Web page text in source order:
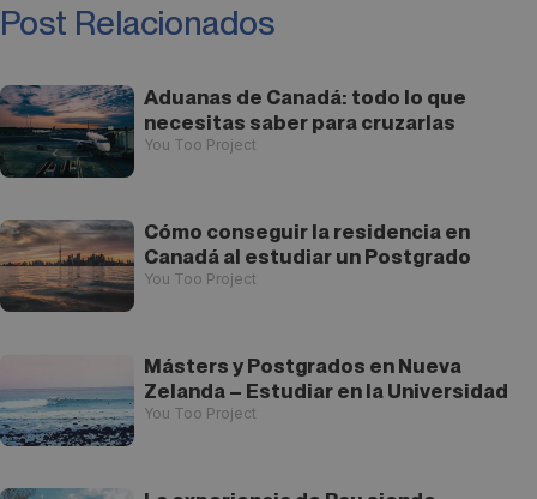
Post Relacionados
Aduanas de Canadá: todo lo que
necesitas saber para cruzarlas
You Too Project
Cómo conseguir la residencia en
Canadá al estudiar un Postgrado
You Too Project
Másters y Postgrados en Nueva
Zelanda – Estudiar en la Universidad
You Too Project